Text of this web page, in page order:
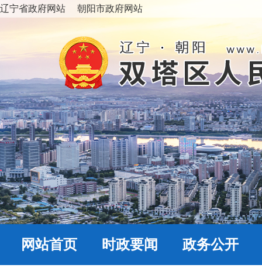
辽宁省政府网站 朝阳市政府网站
网站首页 时政要闻 政务公开